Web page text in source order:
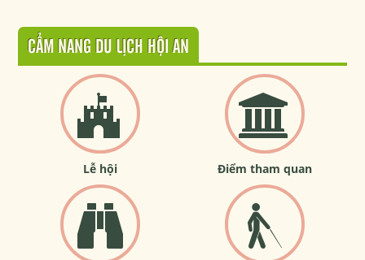
CẨM NANG DU LỊCH HỘI AN
Lễ hội Điểm tham quan